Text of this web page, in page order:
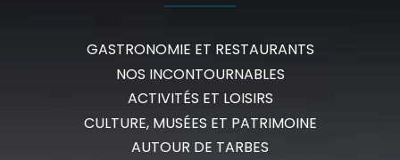
GASTRONOMIE ET RESTAURANTS
NOS INCONTOURNABLES
ACTIVITÉS ET LOISIRS
CULTURE, MUSÉES ET PATRIMOINE
AUTOUR DE TARBES